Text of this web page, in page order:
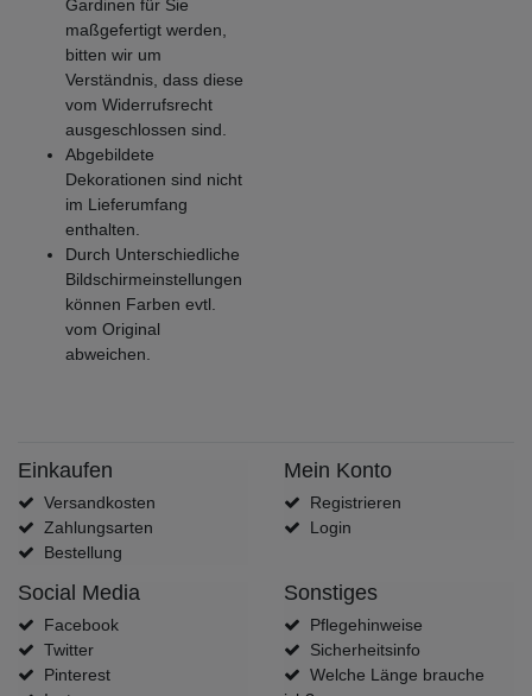
Gardinen für Sie
maßgefertigt werden,
bitten wir um
Verständnis, dass diese
vom Widerrufsrecht
ausgeschlossen sind.
Abgebildete
Dekorationen sind nicht
im Lieferumfang
enthalten.
Durch Unterschiedliche
Bildschirmeinstellungen
können Farben evtl.
vom Original
abweichen.
Einkaufen
Versandkosten
Zahlungsarten
Bestellung
Mein Konto
Registrieren
Login
Social Media
Facebook
Twitter
Pinterest
Sonstiges
Pflegehinweise
Sicherheitsinfo
Welche Länge brauche